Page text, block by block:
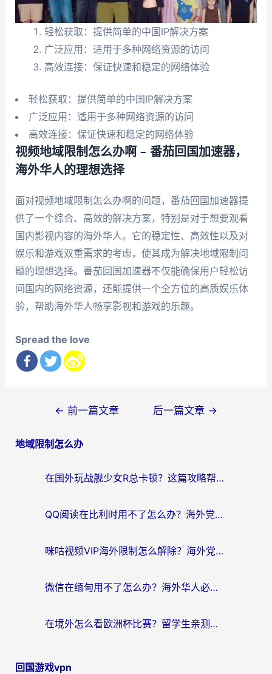
轻松获取：提供简单的中国IP解决方案
广泛应用：适用于多种网络资源的访问
高效连接：保证快速和稳定的网络体验
轻松获取：提供简单的中国IP解决方案
广泛应用：适用于多种网络资源的访问
高效连接：保证快速和稳定的网络体验
视频地域限制怎么办啊 – 番茄回国加速器，
海外华人的理想选择
面对视频地域限制怎么办啊的问题，番茄回国加速器提
供了一个综合、高效的解决方案，特别是对于想要观看
国内影视内容的海外华人。它的稳定性、高效性以及对
娱乐和游戏双重需求的考虑，使其成为解决地域限制问
题的理想选择。番茄回国加速器不仅能确保用户轻松访
问国内的网络资源，还能提供一个全方位的高质娱乐体
验，帮助海外华人畅享影视和游戏的乐趣。
Spread the love
导
← 前一篇文章 后一篇文章 →
地域限制怎么办
在国外玩战舰少女R总卡顿？这篇攻略帮你流畅开舰+解锁国内影音
QQ阅读在比利时用不了怎么办？海外党亲测的跨区上网解决方案
咪咕视频VIP海外限制怎么解除？海外党亲测有效的回国加速方案
微信在缅甸用不了怎么办？海外华人必看的回国加速全攻略
在境外怎么看欧洲杯比赛？留学生亲测：用对回国加速器就能解决
回国游戏vpn